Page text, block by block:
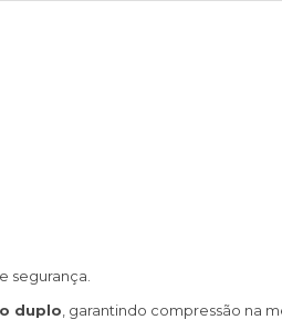
segurança.
duplo , garantindo compressão na